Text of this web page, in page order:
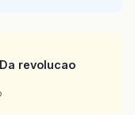
revolucao